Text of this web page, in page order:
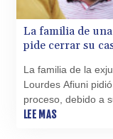
La familia de
pide cerrar su
La familia de la
Lourdes Afiuni
proceso, debido a
LEE MAS